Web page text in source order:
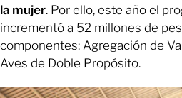
la mujer. Por ello, este año el
incrementó a 52 millones de
componentes: Agregación de
Aves de Doble Propósito.